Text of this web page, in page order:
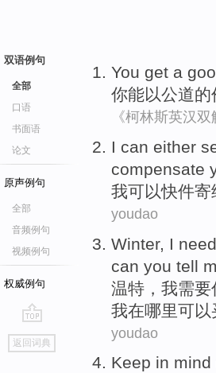
双语例句
全部
口语
书面语
论文
原声例句
全部
音频例句
视频例句
权威例句
go
top
返回词典
You get a
你能以公道的
《柯林斯英汉双
I can either
compensate
我可以快件寄
youdao
Winter, I need
can you tell
温特 ， 我需要
我在哪里可以
youdao
Keep in mind